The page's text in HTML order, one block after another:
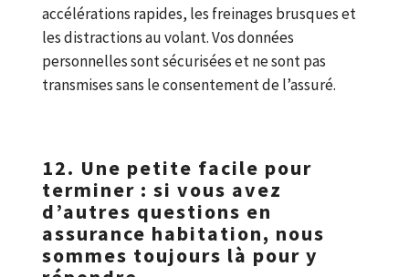
accélérations rapides, les freinages brusques et
les distractions au volant. Vos données
personnelles sont sécurisées et ne sont pas
transmises sans le consentement de l’assuré.
12. Une petite facile pour
terminer : si vous avez
d’autres questions en
assurance habitation, nous
sommes toujours là pour y